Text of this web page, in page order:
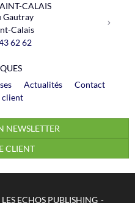
CALAIS
Gautray
Calais
62 62
Actualités
Contact
client
NEWSLETTER
CLIENT
LES ECHOS PUBLISHING